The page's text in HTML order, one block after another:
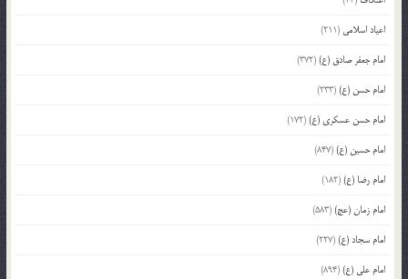
اعیاد اسلامی (211)
امام جعفر صادق (ع)(372)
امام حسن (ع)(233)
امام حسن عسکری (ع)(172)
امام حسین (ع)(847)
امام رضا (ع)(182)
امام زمان (عج)(583)
امام سجاد (ع)(227)
امام علی (ع)(894)